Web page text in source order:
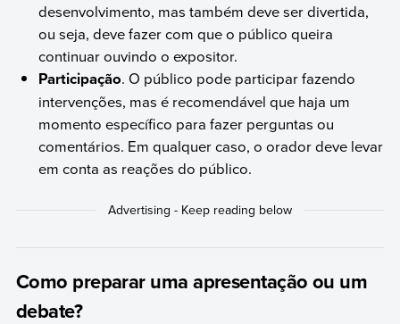
desenvolvimento, mas também deve ser divertida,
ou seja, deve fazer com que o público queira
continuar ouvindo o expositor.
Participação. O público pode participar fazendo
intervenções, mas é recomendável que haja um
momento específico para fazer perguntas ou
comentários. Em qualquer caso, o orador deve levar
em conta as reações do público.
Como preparar uma apresentação ou um
debate?